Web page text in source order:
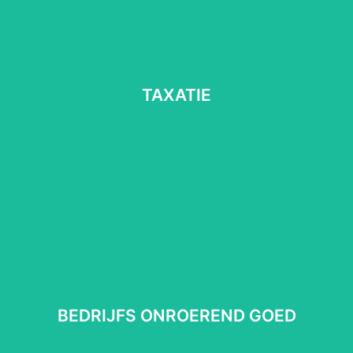
TAXATIE
TAXATIE
BEDRIJFS ONROEREND GOED
BEDRIJFS ONROEREND GOED